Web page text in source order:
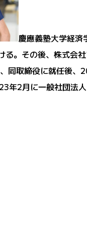
慶應義塾大学経済
。その後、株式会
同取締役に就任後
年2月に一般社団法